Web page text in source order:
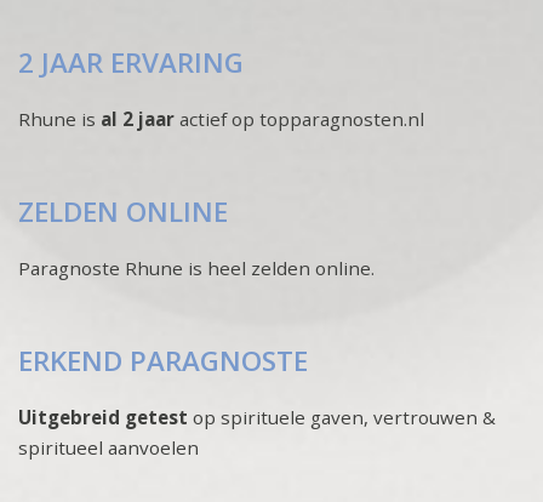
2 JAAR ERVARING
Rhune is al 2 jaar actief op topparagnosten.nl
ZELDEN ONLINE
Paragnoste Rhune is heel zelden online.
ERKEND PARAGNOSTE
Uitgebreid getest op spirituele gaven, vertrouwen &
spiritueel aanvoelen